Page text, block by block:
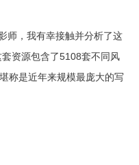
师，我有幸接触并分析了这
资源包含了5108套不同风
称是近年来规模最庞大的写